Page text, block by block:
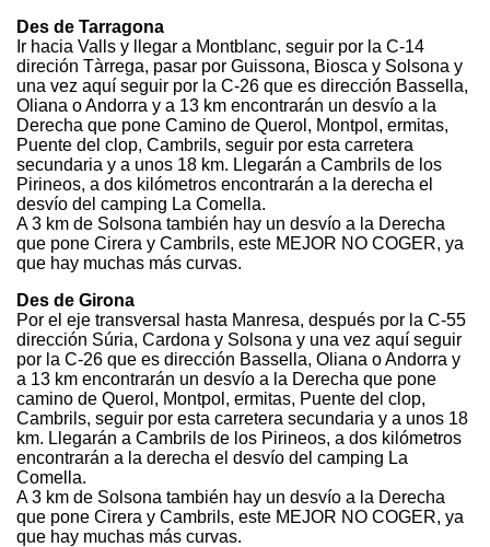
Des de Tarragona
Ir hacia Valls y llegar a Montblanc, seguir por la C-14
direción Tàrrega, pasar por Guissona, Biosca y Solsona y
una vez aquí seguir por la C-26 que es dirección Bassella,
Oliana o Andorra y a 13 km encontrarán un desvío a la
Derecha que pone Camino de Querol, Montpol, ermitas,
Puente del clop, Cambrils, seguir por esta carretera
secundaria y a unos 18 km. Llegarán a Cambrils de los
Pirineos, a dos kilómetros encontrarán a la derecha el
desvío del camping La Comella.
A 3 km de Solsona también hay un desvío a la Derecha
que pone Cirera y Cambrils, este MEJOR NO COGER, ya
que hay muchas más curvas.
Des de Girona
Por el eje transversal hasta Manresa, después por la C-55
dirección Súria, Cardona y Solsona y una vez aquí seguir
por la C-26 que es dirección Bassella, Oliana o Andorra y
a 13 km encontrarán un desvío a la Derecha que pone
camino de Querol, Montpol, ermitas, Puente del clop,
Cambrils, seguir por esta carretera secundaria y a unos 18
km. Llegarán a Cambrils de los Pirineos, a dos kilómetros
encontrarán a la derecha el desvío del camping La
Comella.
A 3 km de Solsona también hay un desvío a la Derecha
que pone Cirera y Cambrils, este MEJOR NO COGER, ya
que hay muchas más curvas.